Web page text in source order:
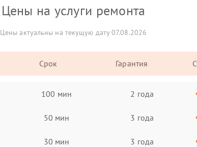
Цены на услуги ремонта
Цены актуальны на текущую дату 07.08.2026
Срок Гарантия
100 мин 2 года
50 мин 3 года
30 мин 3 года